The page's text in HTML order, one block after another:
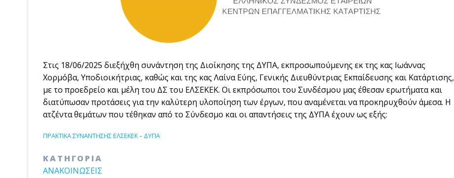
Στις 18/06/2025 διεξήχθη συνάντηση της Διοίκησης της ΔΥΠΑ, εκπροσωπούμενης εκ της κας Ιωάννας
Χορμόβα, Υποδιοικήτριας, καθώς και της κας Λαίνα Εύης, Γενικής Διευθύντριας Εκπαίδευσης και Κατάρτισης,
με το προεδρείο και μέλη του ΔΣ του ΕΛΣΕΚΕΚ. Οι εκπρόσωποι του Συνδέσμου μας έθεσαν ερωτήματα και
διατύπωσαν προτάσεις για την καλύτερη υλοποίηση των έργων, που αναμένεται να προκηρυχθούν άμεσα. Η
ατζέντα θεμάτων που τέθηκαν από το Σύνδεσμο και οι απαντήσεις της ΔΥΠΑ έχουν ως εξής:
ΠΡΑΚΤΙΚΑ ΣΥΝΑΝΤΗΣΗΣ ΕΛΣΕΚΕΚ – ΔΥΠΑ
ΚΑΤΗΓΟΡΙΑ
ΑΝΑΚΟΙΝΩΣΕΙΣ